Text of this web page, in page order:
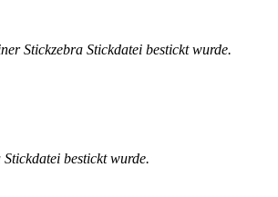
Stickzebra Stickdatei bestickt wurde.
bestickt wurde.